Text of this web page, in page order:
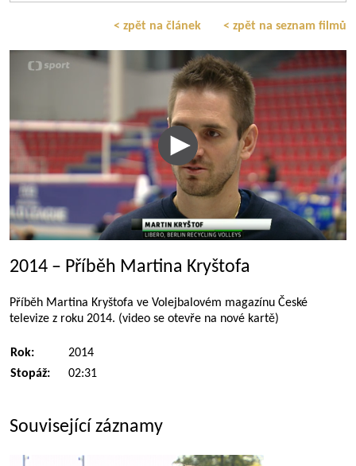
< zpět na článek < zpět na seznam filmů
2014 – Příběh Martina Kryštofa
Příběh Martina Kryštofa ve Volejbalovém magazínu České
televize z roku 2014. (video se otevře na nové kartě)
Rok:
2014
Stopáž:
02:31
Související záznamy